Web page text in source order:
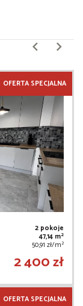
OFERTA SPECJALNA
2 pokoje
47,14 m2
50,91 zł/m2
2 400 zł
OFERTA SPECJALNA